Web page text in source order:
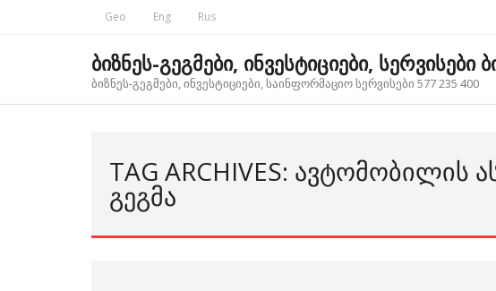
Geo Eng Rus
ბიზნეს-გეგმები, ინვესტიციები, სერვისები
ბიზნეს-გეგმები, ინვესტიციები, საინფორმაციო სერვისები 577 235 400
TAG ARCHIVES: ᲐᲕᲢᲝᲛᲝᲑᲘᲚᲘᲡ
ᲒᲔᲒᲛᲐ